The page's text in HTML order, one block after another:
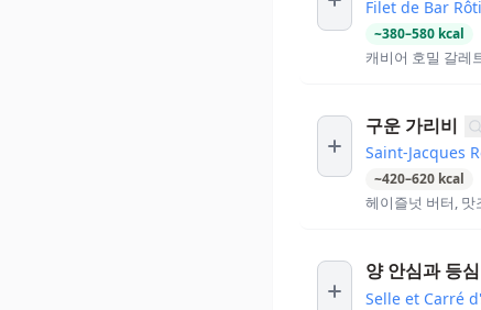
Filet de Bar Rôti
~380–580 kcal
캐비어 호밀 갈레
구운 가리비
Saint-Jacques
~420–620 kcal
헤이즐넛 버터, 맛
양 안심과 등심
Selle et Carré